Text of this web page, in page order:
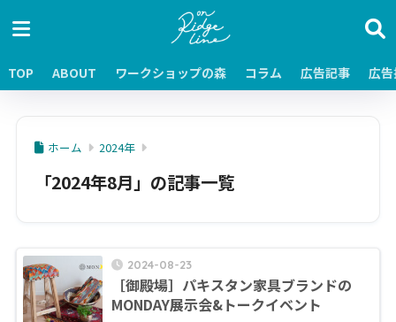
TOP ABOUT ワークショップの森 コラム 広告記事 広
ホーム 2024年
「2024年8月」の記事一覧
2024-08-23
［御殿場］パキスタン家具ブランドの
MONDAY展示会&トークイベント